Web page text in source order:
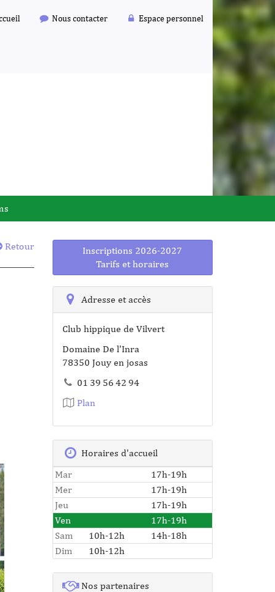
Nous contacter Espace personnel
Retour
Inscriptions 2026-2027
Tarifs et horaires
Adresse et accès
Club hippique de Vilvert
Domaine De l'Inra
78350 Jouy en josas
01 39 56 42 94
Plan
Horaires d'accueil
Mar
17h-19h
Mer
17h-19h
Jeu
17h-19h
Ven
17h-19h
Sam
10h-12h
14h-18h
Dim
10h-12h
Nos partenaires